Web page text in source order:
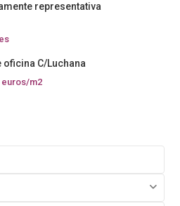
representativa
oficina C/Luchana
euros/m2